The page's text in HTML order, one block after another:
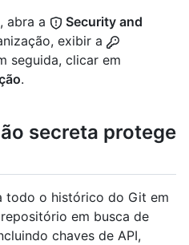
abra a
Security and
exibir a
seguida, clicar em
.
secreta protege
todo o histórico do Git em
em busca de
chaves de API,